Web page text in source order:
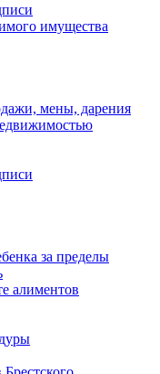
имущества
мены, дарения
за пределы
алиментов